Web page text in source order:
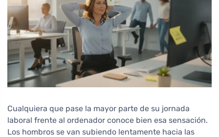
Cualquiera que pase la mayor parte de su jornada
laboral frente al ordenador conoce bien esa sensación.
Los hombros se van subiendo lentamente hacia las